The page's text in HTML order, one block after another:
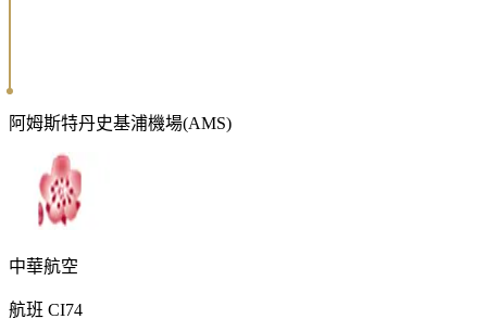
阿姆斯特丹史基浦機場(AMS)
中華航空
航班 CI74